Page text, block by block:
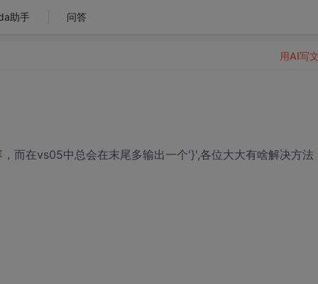
助手 问答
而在vs05中总会在末尾多输出一个'}',各位大大有啥解决方法
用AI写